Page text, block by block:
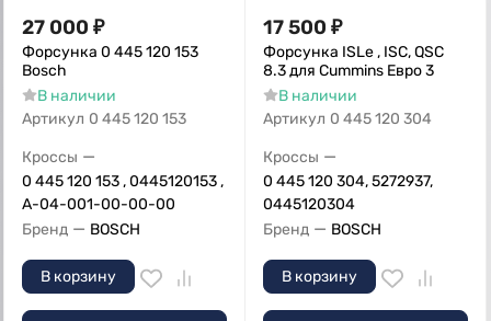
27 000 ₽
Форсунка 0 445 120 153
Bosch
В наличии
Артикул 0 445 120 153
Кроссы —
0 445 120 153 , 0445120153 ,
А-04-001-00-00-00
Бренд — BOSCH
В корзину
17 500 ₽
Форсунка ISLe , ISC, QSC
8.3 для Cummins Евро 3
В наличии
Артикул 0 445 120 304
Кроссы —
0 445 120 304, 5272937,
0445120304
Бренд — BOSCH
В корзину